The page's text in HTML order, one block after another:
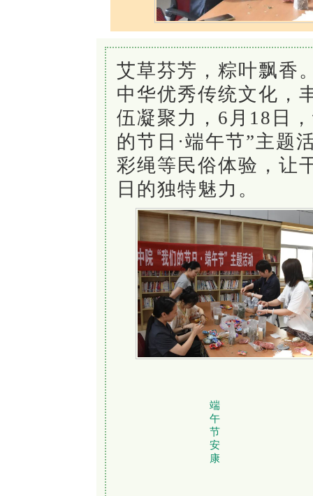
艾草芬芳，粽叶飘香
中华优秀传统文化，
伍凝聚力， 6 月 18 日
的节日·端午节”主题
彩绳等民俗体验，让
日的独特魅力。
端
午
节
安
康